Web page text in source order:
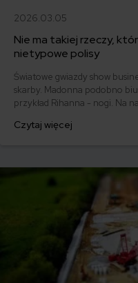
2026.03.05
Nie ma takiej rzeczy,
nietypowe polisy
Światowe gwiazdy show
skarby. Madonna podobno
przykład Rihanna - nogi. Na naszym
Czy da się ubezpieczyć
Czytaj więcej